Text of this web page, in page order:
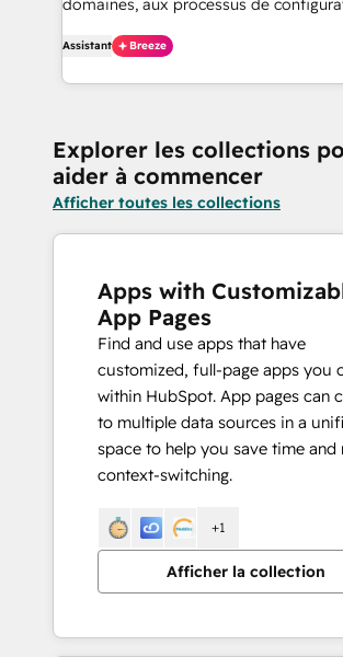
domaines, aux processus de
des domaines et au diagnostic des
problèmes liés aux domaines.
Assistant Breeze
Explorer les collections
aider à commencer
Afficher toutes les collections
Apps with
App Pages
Find and use apps that have
customized, full-page apps you
within HubSpot. App pages can
to multiple data sources in a
space to help you save time and
context-switching.
Afficher la collection
+1